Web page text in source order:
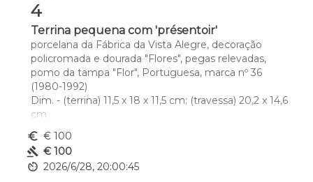
4
Terrina pequena com 'présentoir'
porcelana da Fábrica da Vista Alegre, decoração
policromada e dourada "Flores", pegas relevadas,
pomo da tampa "Flor", Portuguesa, marca nº 36
(1980-1992)
Dim. - (terrina) 11,5 x 18 x 11,5 cm; (travessa) 20,2 x 14,6
cm
euro_symbol € 100
gavel € 100
av_timer 2026/6/28, 20:00:45